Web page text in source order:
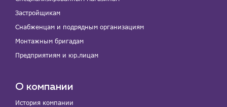
Застройщикам
Снабженцам и подрядным организациям
Монтажным бригадам
Предприятиям и юр.лицам
О компании
История компании